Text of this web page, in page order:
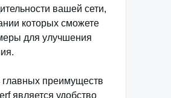
вашей сети,
которых сможете
для улучшения
преимуществ
является удобство